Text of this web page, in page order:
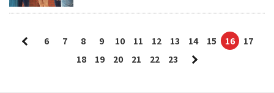
6 7 8 9 10 11 12 13 14 15 16
17
18
19 20 21 22 23